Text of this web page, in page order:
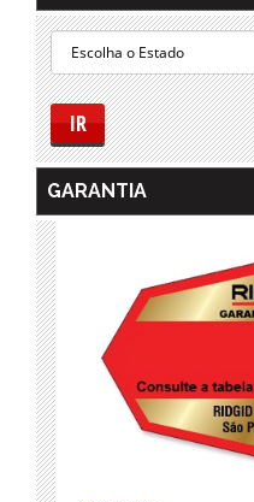
IR
GARANTIA